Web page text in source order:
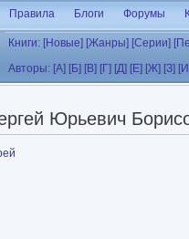
Правила Блоги Форумы
Книги: [Новые] [Жанры] [Серии]
Авторы: [А] [Б] [В] [Г] [Д] [Е] [Ж] [З]
Юрьевич